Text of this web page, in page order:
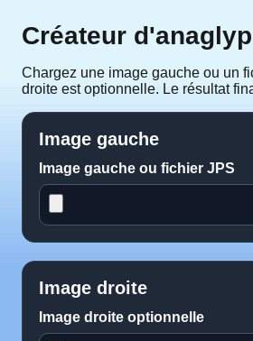
Créateur
Chargez une image gauche ou un
droite est optionnelle. Le résultat
Image gauche
Image gauche ou fichier JPS
Image droite
Image droite optionnelle